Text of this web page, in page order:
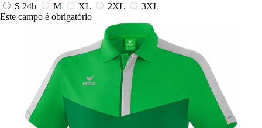
S 24h M XL 2XL
3XL
Este campo é obrigatório